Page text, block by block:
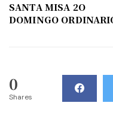
SANTA MISA 2O
DOMINGO
0
Shares